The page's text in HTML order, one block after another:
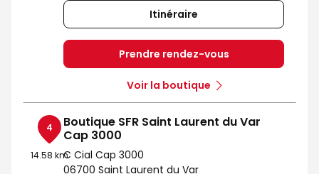
Itinéraire
Prendre rendez-vous
Voir la boutique
4
14.58 km
Boutique SFR Saint Laurent du Var
Cap 3000
C Cial Cap 3000
06700 Saint Laurent du Var